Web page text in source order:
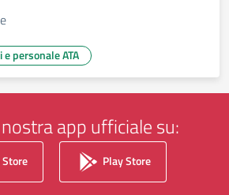
personale ATA
app ufficiale su:
Play Store